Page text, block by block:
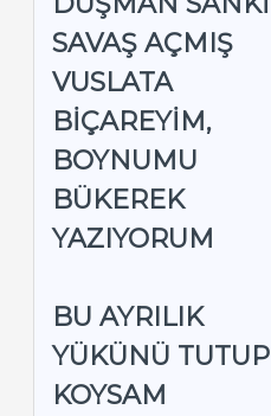
SAVAŞ AÇMIŞ
VUSLATA
BIÇAREYIM,
BOYNUMU
BÜKEREK
YAZIYORUM
BU AYRILIK
YÜKÜNÜ TUTUP
KOYSAM